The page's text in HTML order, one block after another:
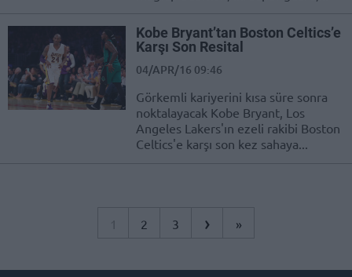
Kobe Bryant’tan Boston Celtics’e
Karşı Son Resital
04/APR/16 09:46
Görkemli kariyerini kısa süre sonra
noktalayacak Kobe Bryant, Los
Angeles Lakers'ın ezeli rakibi Boston
Celtics'e karşı son kez sahaya...
1 2 3 › »